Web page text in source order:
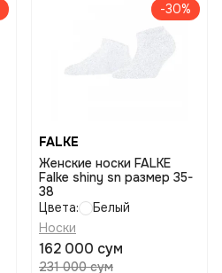
-30%
FALKE
Женские носки FALKE
Falke shiny sn размер 35-
38
Цвета:
Белый
Носки
162 000 сум
231 000 сум